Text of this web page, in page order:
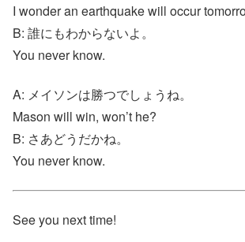
I wonder an earthquake will occur
B: 誰にもわからないよ。
You never know.
A: メイソンは勝つでしょうね。
Mason will win, won’t he?
B: さあどうだかね。
You never know.
See you next time!